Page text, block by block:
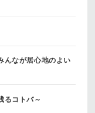
んなが居心地のよい
るコトバ～